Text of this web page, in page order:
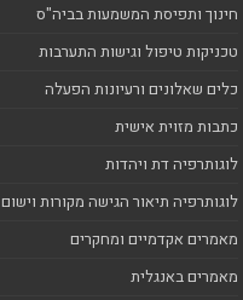
חינוך ותפיסת המשמעות בביה"ס
טכניקות טיפול וגישות התערבות
כלים שאלונים ורעיונות הפעלה
כתבות מזוית אישית
לוגותרפיה דת ויהדות
לוגותרפיה תיאור הגישה מקורות וישום
מאמרים אקדמיים ומחקרים
מאמרים באנגלית